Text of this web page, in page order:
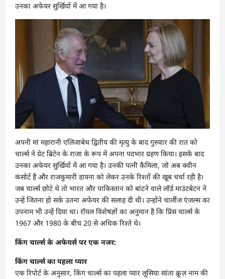
उनका अफेयर सुर्खियों में आ गया है।
अपनी मां महारानी एलिजाबेथ द्वितीय की मृत्यु के बाद गुरुवार की रात को
चार्ल्स ने ग्रेट ब्रिटेन के राजा के रूप में अपना पदभार ग्रहण किया। इसके बाद
उनका अफेयर सुर्खियों में आ गया है। उनकी पत्नी कैमिला, जो अब क्वीन
कंसोर्ट हैं और राजकुमारी डायना को लेकर उनके रिश्तों की खूब चर्चा रही है।
जब चार्ल्स छोटे थे तो भारत और पाकिस्तान को बांटने वाले लॉर्ड माउंटबेटन ने
उन्हें जितना हो सके उतना अफेयर की सलाह दी थी। उन्होंने चार्लीज एंजल्स का
उपनाम भी उन्हें दिया था। रॉयल विशेषज्ञों का अनुमान है कि प्रिंस चार्ल्स के
1967 और 1980 के बीच 20 से अधिक रिश्ते थे।
किंग चार्ल्स के अफेयर्स पर एक नजर:
किंग चार्ल्स का पहला प्यार
एक रिपोर्ट के अनुसार, किंग चार्ल्स का पहला प्यार लूसिया सांता क्रूज़ नाम की